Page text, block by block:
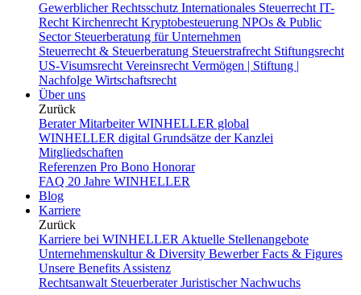
Gewerblicher Rechtsschutz Internationales Steuerrecht IT-
Recht Kirchenrecht Kryptobesteuerung NPOs & Public
Sector Steuerberatung für Unternehmen
Steuerrecht & Steuerberatung Steuerstrafrecht Stiftungsrecht
US-Visumsrecht Vereinsrecht Vermögen | Stiftung |
Nachfolge Wirtschaftsrecht
Über uns
Zurück
BeraterMitarbeiterWINHELLER global
WINHELLER digital Grundsätze der Kanzlei
Mitgliedschaften
Referenzen Pro Bono Honorar
FAQ 20 Jahre WINHELLER
Blog
Karriere
Zurück
Karriere bei WINHELLER Aktuelle Stellenangebote
Unternehmenskultur & Diversity Bewerber Facts & Figures
Unsere Benefits Assistenz
Rechtsanwalt SteuerberaterJuristischer Nachwuchs